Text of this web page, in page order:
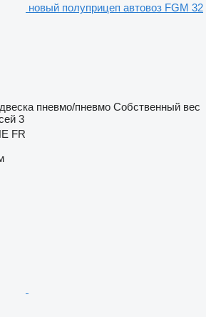
новый полуприцеп автовоз FGM 32
пневмо/пневмо Собственный вес
3
FR